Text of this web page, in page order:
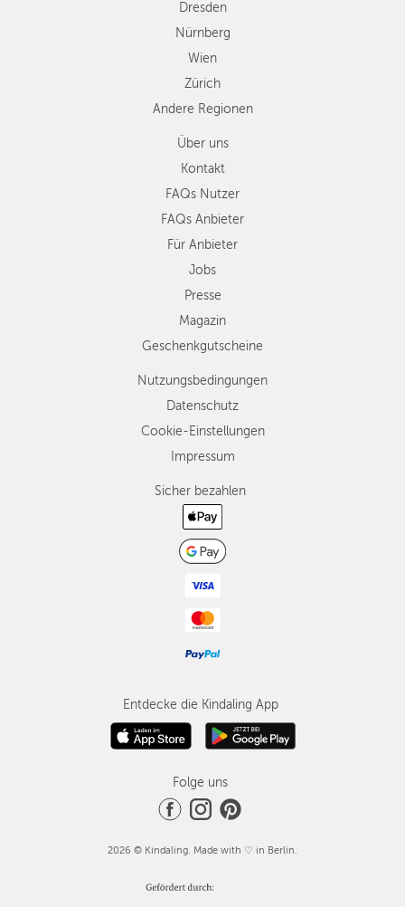
Dresden
Nürnberg
Wien
Zürich
Andere Regionen
Über uns
Kontakt
FAQs Nutzer
FAQs Anbieter
Für Anbieter
Jobs
Presse
Magazin
Geschenkgutscheine
Nutzungsbedingungen
Datenschutz
Cookie-Einstellungen
Impressum
Sicher bezahlen
Entdecke die Kindaling App
Folge uns
2026 © Kindaling. Made with ♡ in Berlin.